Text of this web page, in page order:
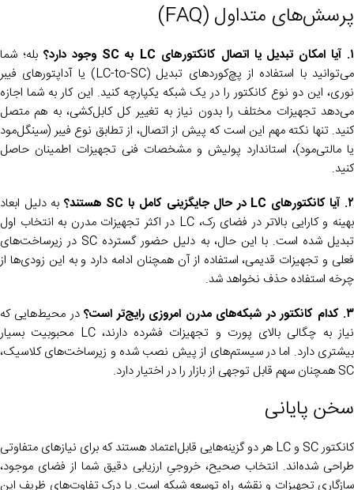
پرسش‌های متداول (FAQ)
۱. آیا امکان تبدیل یا اتصال کانکتورهای LC به SC وجود دارد؟
بله؛ شما
می‌توانید با استفاده از پچ‌کوردهای تبدیل (LC-to-SC) یا آداپتورهای فیبر
نوری، این دو نوع کانکتور را در یک شبکه یکپارچه کنید. این کار به شما اجازه
می‌دهد تجهیزات مختلف را بدون نیاز به تغییر کل کابل‌کشی، به هم متصل
کنید. تنها نکته مهم این است که پیش از اتصال، از تطابق نوع فیبر (سینگل‌مود
یا مالتی‌مود)، استاندارد پولیش و مشخصات فنی تجهیزات اطمینان حاصل
کنید.
۲. آیا کانکتورهای LC در حال جایگزینی کامل با SC هستند؟
به دلیل ابعاد
بهینه و کارایی بالاتر در فضای رک، LC در اکثر تجهیزات مدرن به انتخاب اول
تبدیل شده است. با این حال، به دلیل حضور گسترده SC در زیرساخت‌های
فعلی و تجهیزات قدیمی، استفاده از آن همچنان ادامه دارد و به این زودی‌ها از
چرخه استفاده حذف نخواهد شد.
۳. کدام کانکتور در شبکه‌های مدرن امروزی رایج‌تر است؟
در محیط‌هایی که
نیاز به چگالی بالای پورت و تجهیزات فشرده دارند، LC محبوبیت بسیار
بیشتری دارد. اما در سیستم‌های از پیش نصب شده و زیرساخت‌های کلاسیک،
SC همچنان سهم قابل توجهی از بازار را در اختیار دارد.
سخن پایانی
کانکتور SC و LC هر دو گزینه‌هایی قابل‌اعتماد هستند که برای نیازهای متفاوتی
طراحی شده‌اند. انتخاب صحیح، خروجیِ ارزیابی دقیق شما از فضای موجود،
سازگاری تجهیزات و نقشه راه توسعه شبکه است. با درک تفاوت‌های ظریف این